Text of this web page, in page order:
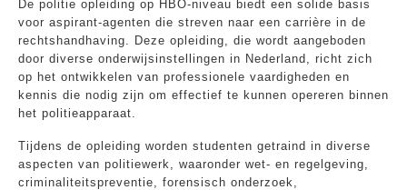
De politie opleiding op HBO-niveau biedt een solide basis
voor aspirant-agenten die streven naar een carrière in de
rechtshandhaving. Deze opleiding, die wordt aangeboden
door diverse onderwijsinstellingen in Nederland, richt zich
op het ontwikkelen van professionele vaardigheden en
kennis die nodig zijn om effectief te kunnen opereren binnen
het politieapparaat.
Tijdens de opleiding worden studenten getraind in diverse
aspecten van politiewerk, waaronder wet- en regelgeving,
criminaliteitspreventie, forensisch onderzoek,